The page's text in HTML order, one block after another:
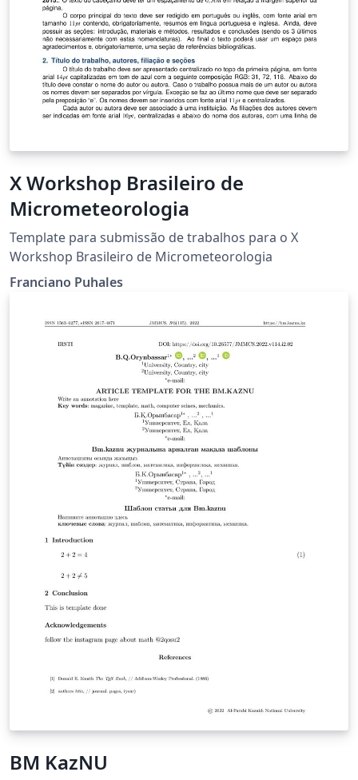
X Workshop Brasileiro de
Micrometeorologia
Template para submissão de trabalhos para o X
Workshop Brasileiro de Micrometeorologia
Franciano Puhales
BM KazNU